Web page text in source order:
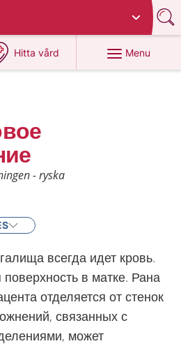
Hitta vård
at 1177.se
Menu
- ryska
всегда идет кровь.
в матке. Рана
отделяется от стенок
связанных с
может